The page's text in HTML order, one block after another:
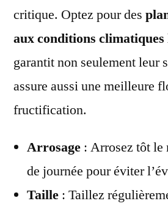
critique. Optez pour des
aux conditions climatiques
garantit non seulement leur
assure aussi une meilleure
fructification.
Arrosage : Arrosez tôt le
de journée pour éviter
Taille : Taillez